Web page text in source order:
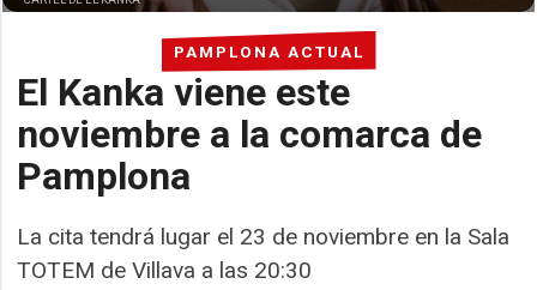
PAMPLONA ACTUAL
El Kanka viene este
noviembre a la comarca de
Pamplona
La cita tendrá lugar el 23 de noviembre en la Sala
TOTEM de Villava a las 20:30